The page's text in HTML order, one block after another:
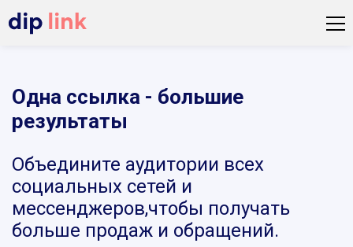
Одна ссылка - большие
результаты
Объедините аудитории всех
социальных сетей и
мессенджеров,чтобы получать
больше продаж и обращений.